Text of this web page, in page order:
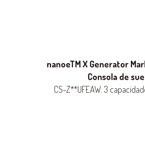
nanoeTM X Generator
Consola de
CS-Z**UFEAW. 3